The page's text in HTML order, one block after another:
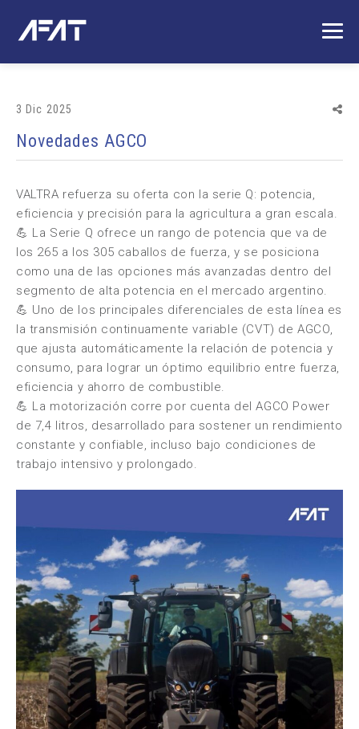
3 Dic 2025
Novedades AGCO
VALTRA refuerza su oferta con la serie Q: potencia,
eficiencia y precisión para la agricultura a gran escala.
💪 La Serie Q ofrece un rango de potencia que va de
los 265 a los 305 caballos de fuerza, y se posiciona
como una de las opciones más avanzadas dentro del
segmento de alta potencia en el mercado argentino.
💪 Uno de los principales diferenciales de esta línea es
la transmisión continuamente variable (CVT) de AGCO,
que ajusta automáticamente la relación de potencia y
consumo, para lograr un óptimo equilibrio entre fuerza,
eficiencia y ahorro de combustible.
💪 La motorización corre por cuenta del AGCO Power
de 7,4 litros, desarrollado para sostener un rendimiento
constante y confiable, incluso bajo condiciones de
trabajo intensivo y prolongado.